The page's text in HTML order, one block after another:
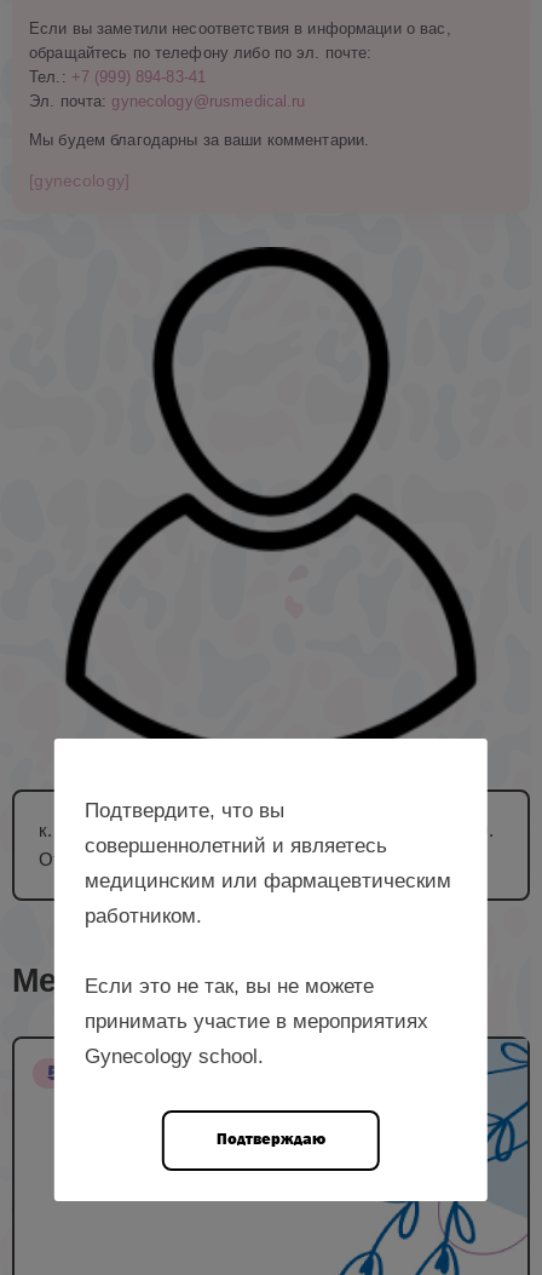
Если вы заметили несоответствия в информации о вас,
обращайтесь по телефону либо по эл. почте:
Тел.: +7 (999) 894-83-41
Эл. почта: gynecology@rusmedical.ru
Мы будем благодарны за ваши комментарии.
[gynecology]
к. м. н., ученый секретарь ФГБНУ «НИИ АГиР им. Д.О.
Отта», врач акушер-гинеколог, г. Санкт-Петербург.
Мероприятия с лектором
5 НМО
Подтвердите, что вы
совершеннолетний и являетесь
медицинским или фармацевтическим
работником.
Если это не так, вы не можете
принимать участие в мероприятиях
Gynecology school.
Подтверждаю